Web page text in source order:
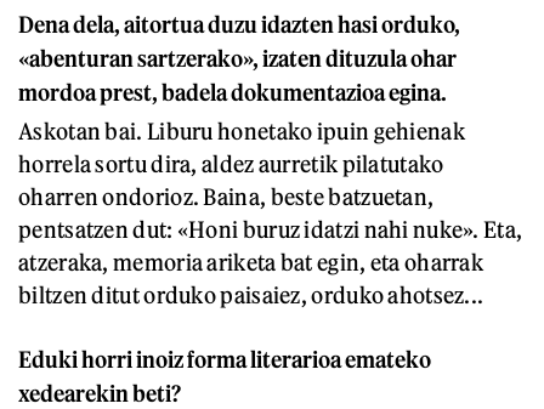
Dena dela, aitortua duzu idazten hasi orduko,
«abenturan sartzerako», izaten dituzula ohar
mordoa prest, badela dokumentazioa egina.
Askotan bai. Liburu honetako ipuin gehienak
horrela sortu dira, aldez aurretik pilatutako
oharren ondorioz. Baina, beste batzuetan,
pentsatzen dut: «Honi buruz idatzi nahi nuke». Eta,
atzeraka, memoria ariketa bat egin, eta oharrak
biltzen ditut orduko paisaiez, orduko ahotsez...
Eduki horri inoiz forma literarioa emateko
xedearekin beti?